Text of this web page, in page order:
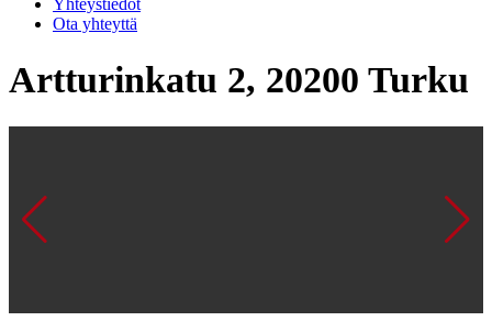
Yhteystiedot
Ota yhteyttä
Artturinkatu 2, 20200 Turku